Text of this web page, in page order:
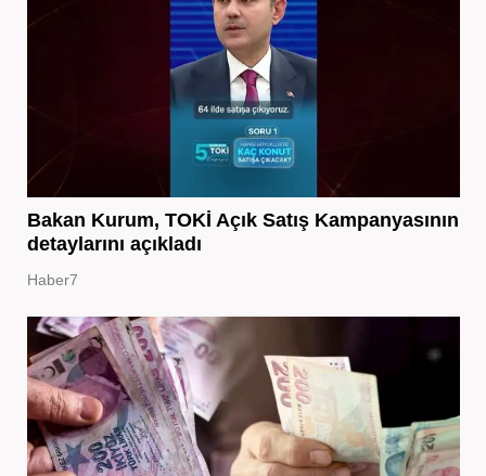
Bakan Kurum, TOKİ Açık Satış Kampanyasının
detaylarını açıkladı
Haber7